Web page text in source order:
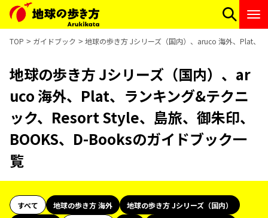
TOP ガイドブック 地球の歩き方 Jシリーズ（国内）、aruco 海外、Plat、
地球の歩き方 Jシリーズ（国内）、ar
uco 海外、Plat、ランキング&テクニ
ック、Resort Style、島旅、御朱印、
BOOKS、D-Booksのガイドブック一
覧
すべて 地球の歩き方 海外
地球の歩き方 Jシリーズ（国内）